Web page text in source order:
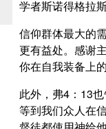
学者斯诺得格拉
信仰群体最大的
更有益处。感谢
你在自我装备上
此外，弗4：13
等到我们众人在